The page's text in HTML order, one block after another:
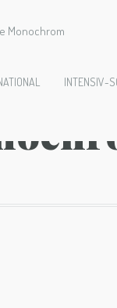
Monochrom
INTENSIV-